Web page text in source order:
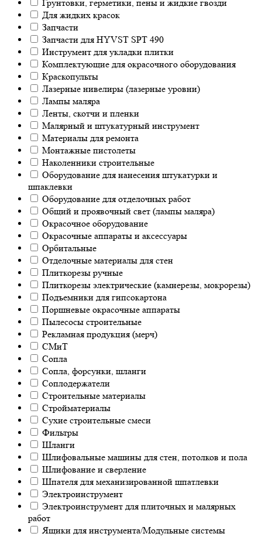
Грунтовки, герметики, пены и жидкие гвозди
Для жидких красок
Запчасти
Запчасти для HYVST SPT 490
Инструмент для укладки плитки
Комплектующие для окрасочного оборудования
Краскопульты
Лазерные нивелиры (лазерные уровни)
Лампы маляра
Ленты, скотчи и пленки
Малярный и штукатурный инструмент
Материалы для ремонта
Монтажные пистолеты
Наколенники строительные
Оборудование для нанесения штукатурки и
шпаклевки
Оборудование для отделочных работ
Общий и проявочный свет (лампы маляра)
Окрасочное оборудование
Окрасочные аппараты и аксессуары
Орбитальные
Отделочные материалы для стен
Плиткорезы ручные
Плиткорезы электрические (камнерезы, мокрорезы)
Подъемники для гипсокартона
Поршневые окрасочные аппараты
Пылесосы строительные
Рекламная продукция (мерч)
СМиТ
Сопла
Сопла, форсунки, шланги
Соплодержатели
Строительные материалы
Стройматериалы
Сухие строительные смеси
Фильтры
Шланги
Шлифовальные машины для стен, потолков и пола
Шлифование и сверление
Шпателя для механизированной шпатлевки
Электроинструмент
Электроинструмент для плиточных и малярных
работ
Ящики для инструмента/Модульные системы